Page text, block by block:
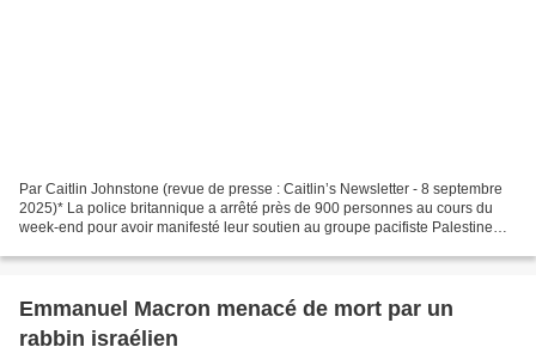
Par Caitlin Johnstone (revue de presse : Caitlin’s Newsletter - 8 septembre
2025)* La police britannique a arrêté près de 900 personnes au cours du
week-end pour avoir manifesté leur soutien au groupe pacifiste Palestine
Emmanuel Macron menacé de mort par un
rabbin israélien